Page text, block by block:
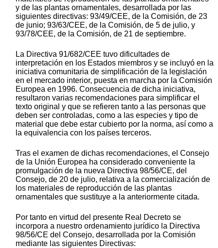
y de las plantas ornamentales, desarrollada por las
siguientes directivas: 93/49/CEE, de la Comisión, de 23
de junio; 93/63/CEE, de la Comisión, de 5 de julio, y
93/78/CEE, de la Comisión, de 21 de septiembre.
La Directiva 91/682/CEE tuvo dificultades de
interpretación en los Estados miembros y se incluyó en la
iniciativa comunitaria de simplificación de la legislación
en el mercado interior, puesta en marcha por la Comisión
Europea en 1996. Consecuencia de dicha iniciativa,
resultaron varias recomendaciones para simplificar el
texto original y que se refieren tanto a las personas que
deben ser controladas, como a las especies y tipo de
material que debe estar cubierto por la norma, así como a
la equivalencia con los países terceros.
Tras el examen de dichas recomendaciones, el Consejo
de la Unión Europea ha considerado conveniente la
promulgación de la nueva Directiva 98/56/CE, del
Consejo, de 20 de julio, relativa a la comercialización de
los materiales de reproducción de las plantas
ornamentales que sustituye a la anteriormente citada.
Por tanto en virtud del presente Real Decreto se
incorpora a nuestro ordenamiento jurídico la Directiva
98/56/CE del Consejo, desarrollada por la Comisión
mediante las siguientes Directivas: